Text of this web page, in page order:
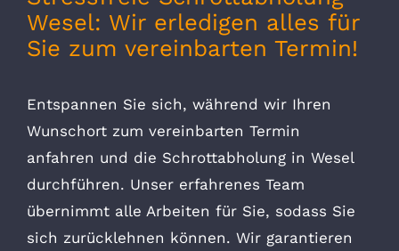
Wesel: Wir erledigen alles für
Sie zum vereinbarten Termin!
Entspannen Sie sich, während wir Ihren
Wunschort zum vereinbarten Termin
anfahren und die Schrottabholung in Wesel
durchführen. Unser erfahrenes Team
übernimmt alle Arbeiten für Sie, sodass Sie
sich zurücklehnen können. Wir garantieren